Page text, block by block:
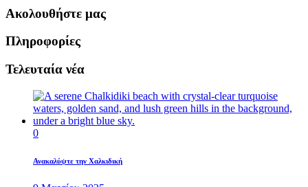
Ακολουθήστε μας
Πληροφορίες
Τελευταία νέα
0
Ανακαλύψτε την Χαλκιδική